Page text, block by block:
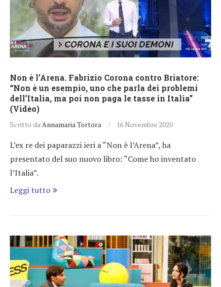
Non è l’Arena. Fabrizio Corona contro Briatore:
“Non è un esempio, uno che parla dei problemi
dell’Italia, ma poi non paga le tasse in Italia”
(Video)
Scritto da Annamaria Tortora 16 Novembre 2020
L’ex re dei paparazzi ieri a “Non è l’Arena”, ha
presentato del suo nuovo libro: “Come ho inventato
l’Italia”.
Leggi tutto